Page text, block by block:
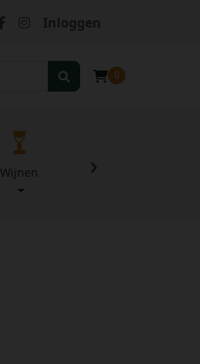
Inloggen
0
Wijnen Zuivel
›